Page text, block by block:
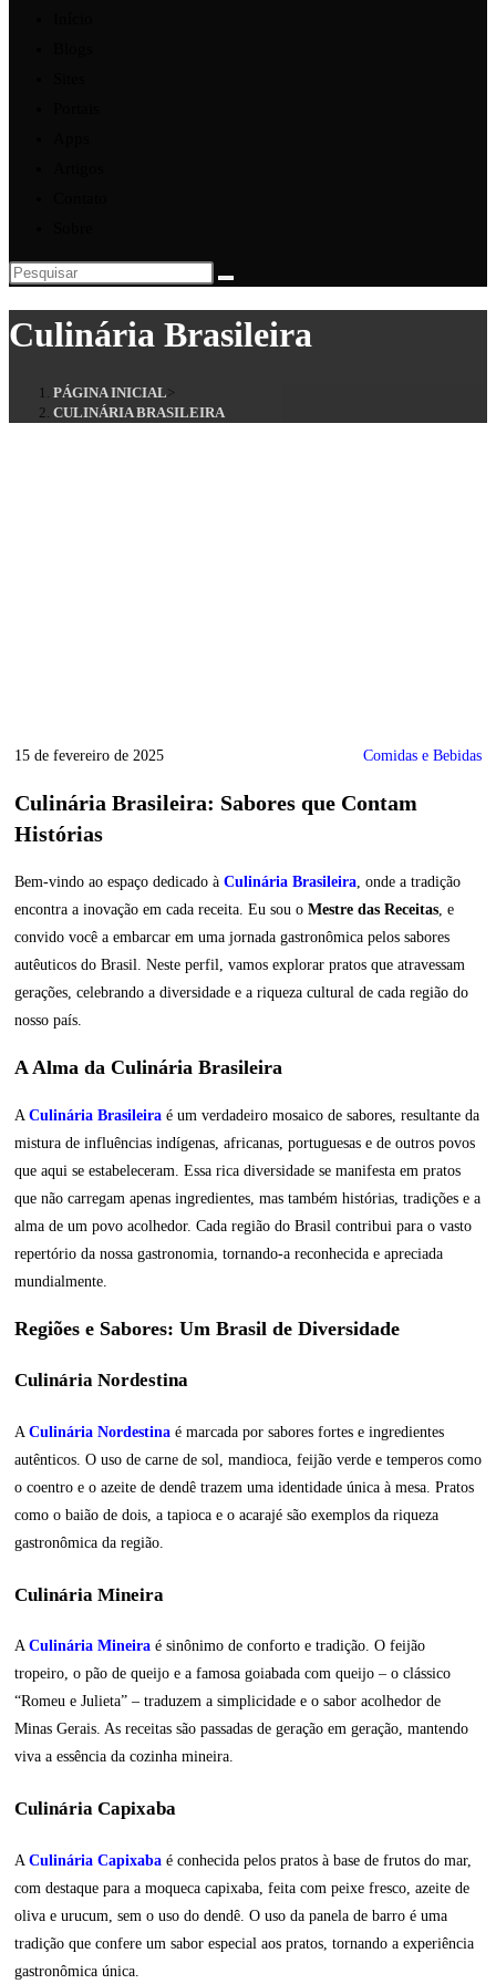
Culinária Brasileira
PÁGINA INICIAL >
CULINÁRIA BRASILEIRA
15 de fevereiro de 2025 Comidas e Bebidas
Culinária Brasileira: Sabores que Contam
Histórias
Bem-vindo ao espaço dedicado à Culinária Brasileira , onde a tradição
encontra a inovação em cada receita. Eu sou o Mestre das Receitas , e
convido você a embarcar em uma jornada gastronômica pelos sabores
autêuticos do Brasil. Neste perfil, vamos explorar pratos que atravessam
gerações, celebrando a diversidade e a riqueza cultural de cada região do
nosso país.
A Alma da Culinária Brasileira
A Culinária Brasileira é um verdadeiro mosaico de sabores, resultante da
mistura de influências indígenas, africanas, portuguesas e de outros povos
que aqui se estabeleceram. Essa rica diversidade se manifesta em pratos
que não carregam apenas ingredientes, mas também histórias, tradições e a
alma de um povo acolhedor. Cada região do Brasil contribui para o vasto
repertório da nossa gastronomia, tornando-a reconhecida e apreciada
mundialmente.
Regiões e Sabores: Um Brasil de Diversidade
Culinária Nordestina
A Culinária Nordestina é marcada por sabores fortes e ingredientes
autênticos. O uso de carne de sol, mandioca, feijão verde e temperos como
o coentro e o azeite de dendê trazem uma identidade única à mesa. Pratos
como o baião de dois, a tapioca e o acarajé são exemplos da riqueza
gastronômica da região.
Culinária Mineira
A Culinária Mineira é sinônimo de conforto e tradição. O feijão
tropeiro, o pão de queijo e a famosa goiabada com queijo – o clássico
“Romeu e Julieta” – traduzem a simplicidade e o sabor acolhedor de
Minas Gerais. As receitas são passadas de geração em geração, mantendo
viva a essência da cozinha mineira.
Culinária Capixaba
A Culinária Capixaba é conhecida pelos pratos à base de frutos do mar,
com destaque para a moqueca capixaba, feita com peixe fresco, azeite de
oliva e urucum, sem o uso do dendê. O uso da panela de barro é uma
tradição que confere um sabor especial aos pratos, tornando a experiência
gastronômica única.